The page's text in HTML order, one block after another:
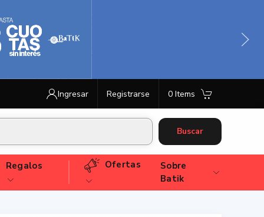
Ingresar Registrarse 0 Items
Buscar
Regalos Ofertas
Sobre
Batik